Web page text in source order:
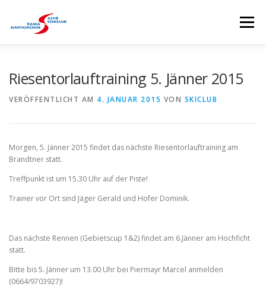
springen
Menü
BRANDTNER LIFTE
Riesentorlauftraining 5. Jänner 2015
VERÖFFENTLICHT AM 4. JANUAR 2015 VON SKICLUB
Morgen, 5. Jänner 2015 findet das nächste Riesentorlauftraining am
Brandtner statt.
Treffpunkt ist um 15.30 Uhr auf der Piste!
Trainer vor Ort sind Jäger Gerald und Hofer Dominik.
Das nächste Rennen (Gebietscup 1&2) findet am 6.Jänner am Hochficht
statt.
Bitte bis 5. Jänner um 13.00 Uhr bei Piermayr Marcel anmelden
(0664/9703927)!